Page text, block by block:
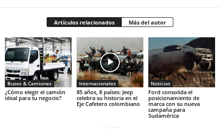
Artículos relacionados Más del autor
Buses & Camiones
¿Cómo elegir el camión
ideal para tu negocio?
Internacionales
85 años, 8 países: Jeep
celebra su historia en el
Eje Cafetero colombiano
Noticias
Ford consolida el
posicionamiento de
marca con su nueva
campaña para
Sudamérica